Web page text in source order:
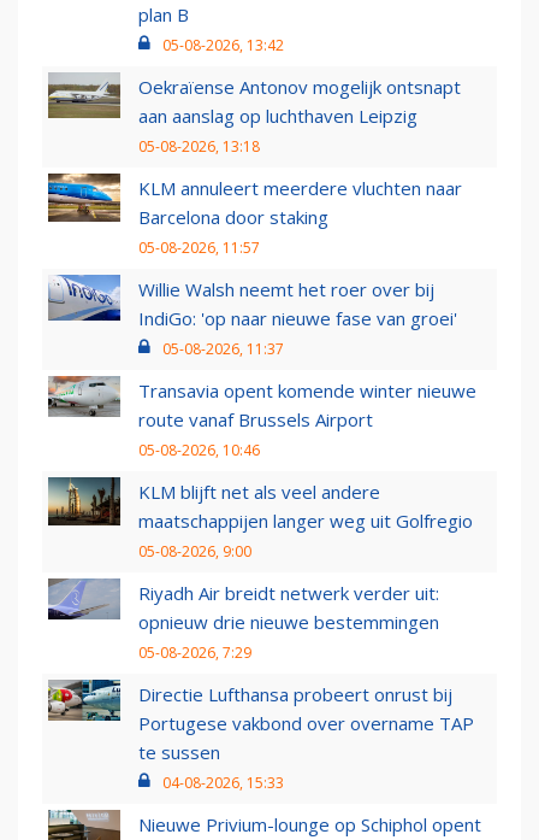
plan B
05-08-2026, 13:42
Oekraïense Antonov mogelijk ontsnapt
aan aanslag op luchthaven Leipzig
05-08-2026, 13:18
KLM annuleert meerdere vluchten naar
Barcelona door staking
05-08-2026, 11:57
Willie Walsh neemt het roer over bij
IndiGo: 'op naar nieuwe fase van groei'
05-08-2026, 11:37
Transavia opent komende winter nieuwe
route vanaf Brussels Airport
05-08-2026, 10:46
KLM blijft net als veel andere
maatschappijen langer weg uit Golfregio
05-08-2026, 9:00
Riyadh Air breidt netwerk verder uit:
opnieuw drie nieuwe bestemmingen
05-08-2026, 7:29
Directie Lufthansa probeert onrust bij
Portugese vakbond over overname TAP
te sussen
04-08-2026, 15:33
Nieuwe Privium-lounge op Schiphol opent